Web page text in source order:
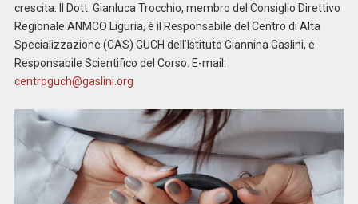
crescita. Il Dott. Gianluca Trocchio, membro del Consiglio Direttivo
Regionale ANMCO Liguria, è il Responsabile del Centro di Alta
Specializzazione (CAS) GUCH dell’Istituto Giannina Gaslini, e
Responsabile Scientifico del Corso. E-mail:
centroguch@gaslini.org